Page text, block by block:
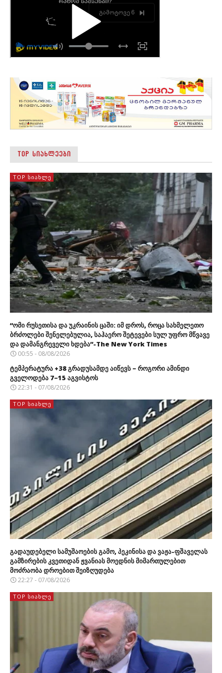
TOP ᲡᲘᲐᲮᲚᲔᲔᲑᲘ
TOP ᲡᲘᲐᲮᲚᲔ
“ომი რუსეთისა და უკრაინის ცაში: იმ დროს, როცა სახმელეთო
ბრძოლები შენელებულია, საჰაერო შეტევები სულ უფრო მწვავე
და დამანგრეველი ხდება”-The New York Times
00:55 - 08/08/2026
ტემპერატურა +38 გრადუსამდე აიწევს – როგორი ამინდი
გველოდება 7–15 აგვისტოს
22:31 - 07/08/2026
TOP ᲡᲘᲐᲮᲚᲔ
გადაუდებელი სამუშაოების გამო, პეკინისა და ვაჟა-ფშაველას
გამზირების კვეთიდან ჟვანიას მოედნის მიმართულებით
მოძრაობა დროებით შეიზღუდება
22:27 - 07/08/2026
TOP ᲡᲘᲐᲮᲚᲔ